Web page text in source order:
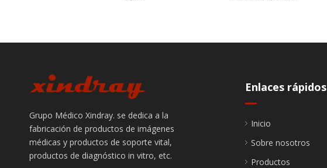
Grupo Médico Xindray. se dedica a la
fabricación de productos de imágenes
médicas y productos de soporte vital,
productos de diagnóstico in vitro, etc.
Enlaces rápidos
Inicio
Sobre nosotros
Productos